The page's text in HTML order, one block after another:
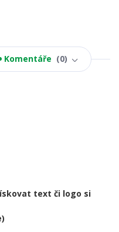
Komentáře 0
text či logo si